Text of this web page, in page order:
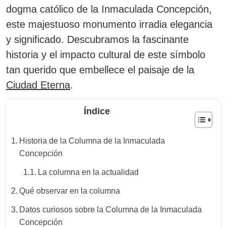
dogma católico de la Inmaculada Concepción,
este majestuoso monumento irradia elegancia
y significado. Descubramos la fascinante
historia y el impacto cultural de este símbolo
tan querido que embellece el paisaje de la
Ciudad Eterna.
Índice
Historia de la Columna de la Inmaculada
Concepción
La columna en la actualidad
Qué observar en la columna
Datos curiosos sobre la Columna de la Inmaculada
Concepción